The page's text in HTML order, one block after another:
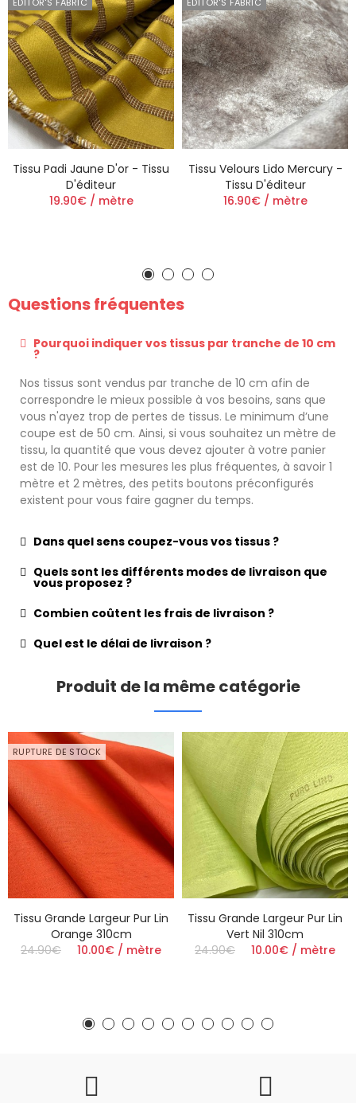
Tissu Padi Jaune D'or - Tissu
D'éditeur
19.90€ / mètre
Tissu Velours Lido Mercury -
Tissu D'éditeur
16.90€ / mètre
Questions fréquentes
Pourquoi indiquer vos tissus par tranche de 10 cm
?
Nos tissus sont vendus par tranche de 10 cm afin de
correspondre le mieux possible à vos besoins, sans que
vous n'ayez trop de pertes de tissus. Le minimum d’une
coupe est de 50 cm. Ainsi, si vous souhaitez un mètre de
tissu, la quantité que vous devez ajouter à votre panier
est de 10. Pour les mesures les plus fréquentes, à savoir 1
mètre et 2 mètres, des petits boutons préconfigurés
existent pour vous faire gagner du temps.
Dans quel sens coupez-vous vos tissus ?
Quels sont les différents modes de livraison que
vous proposez ?
Combien coûtent les frais de livraison ?
Quel est le délai de livraison ?
Produit de la même catégorie
RUPTURE DE STOCK
Tissu Grande Largeur Pur Lin
Orange 310cm
24.90€
10.00€ / mètre
Tissu Grande Largeur Pur Lin
Vert Nil 310cm
24.90€
10.00€ / mètre